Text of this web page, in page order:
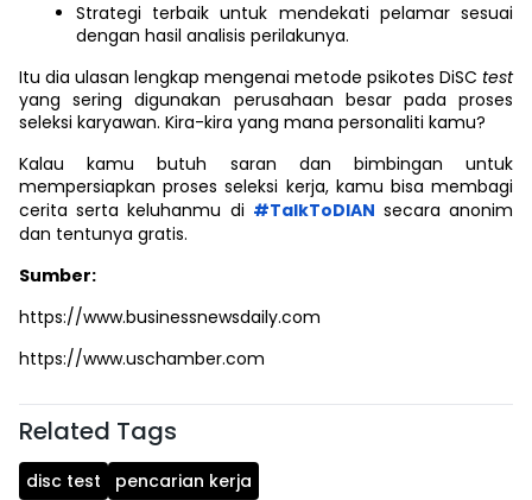
Strategi terbaik untuk mendekati pelamar sesuai
dengan hasil analisis perilakunya.
Itu dia ulasan lengkap mengenai metode psikotes DiSC test
yang sering digunakan perusahaan besar pada proses
seleksi karyawan. Kira-kira yang mana personaliti kamu?
Kalau kamu butuh saran dan bimbingan untuk
mempersiapkan proses seleksi kerja, kamu bisa membagi
cerita serta keluhanmu di #TalkToDIAN secara anonim
dan tentunya gratis.
Sumber:
https://www.businessnewsdaily.com
https://www.uschamber.com
Related Tags
disc test pencarian kerja